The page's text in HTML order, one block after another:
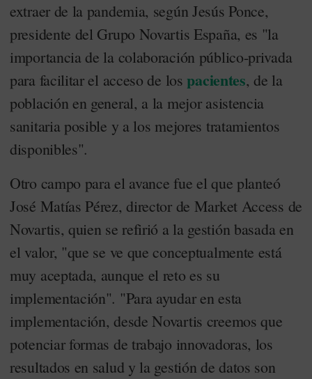
extraer de la pandemia, según Jesús Ponce,
presidente del Grupo Novartis España, es "la
importancia de la colaboración público-privada
para facilitar el acceso de lospacientes, de la
población en general, a la mejor asistencia
sanitaria posible y a los mejores tratamientos
disponibles".
Otro campo para el avance fue el que planteó
José Matías Pérez, director de Market Access de
Novartis, quien se refirió a la gestión basada en
el valor, "que se ve que conceptualmente está
muy aceptada, aunque el reto es su
implementación". "Para ayudar en esta
implementación, desde Novartis creemos que
potenciar formas de trabajo innovadoras, los
resultados en salud y la gestión de datos son